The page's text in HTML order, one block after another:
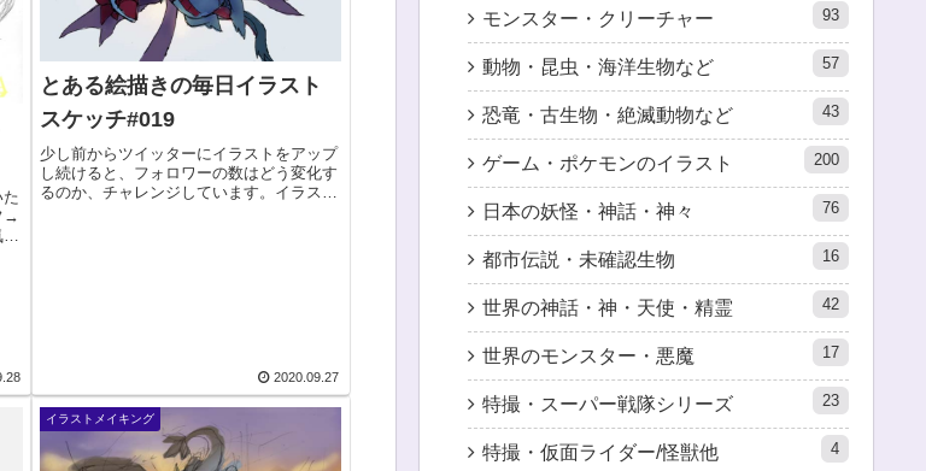
→
とある絵描きの毎日イラスト
スケッチ#019
少し前からツイッターにイラストをアップ
し続けると、フォロワーの数はどう変化す
るのか、チャレンジしています。イラスト
2020.09.27
イラストメイキング
モンスター・クリーチャー 93
動物・昆虫・海洋生物など 57
恐竜・古生物・絶滅動物など 43
ゲーム・ポケモンのイラスト 200
日本の妖怪・神話・神々 76
都市伝説・未確認生物 16
世界の神話・神・天使・精霊 42
世界のモンスター・悪魔 17
特撮・スーパー戦隊シリーズ 23
特撮・仮面ライダー/怪獣他 4